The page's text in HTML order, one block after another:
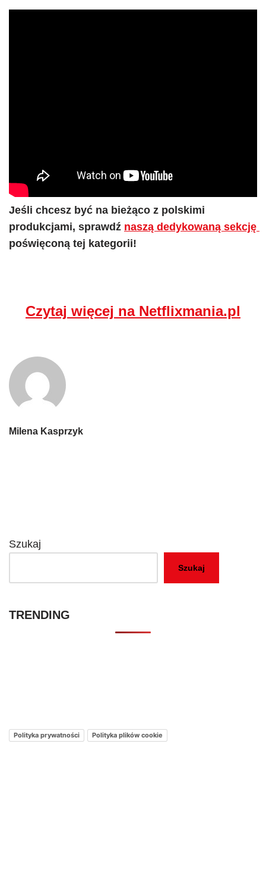
Jeśli chcesz być na bieżąco z polskimi
produkcjami, sprawdź
poświęconą tej kategorii!
Czytaj więcej na Netflixmania.pl
Milena Kasprzyk
Szukaj
Szukaj
TRENDING
Polityka prywatności Polityka plików cookie